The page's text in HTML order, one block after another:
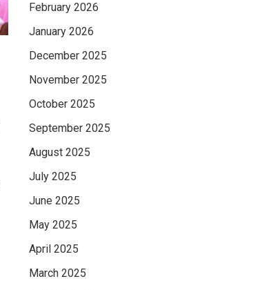
February 2026
January 2026
December 2025
November 2025
October 2025
September 2025
August 2025
July 2025
June 2025
May 2025
April 2025
March 2025